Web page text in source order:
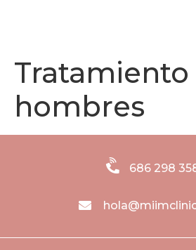
Tratamiento
hombres
686 298